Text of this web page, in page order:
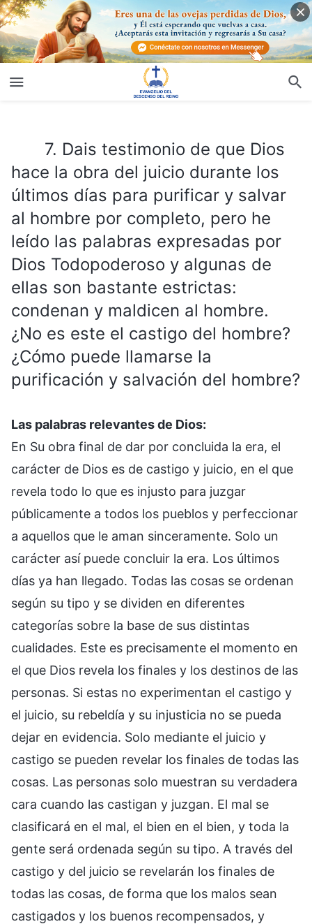
7. Dais testimonio de que Dios
hace la obra del juicio durante los
últimos días para purificar y salvar
al hombre por completo, pero he
leído las palabras expresadas por
Dios Todopoderoso y algunas de
ellas son bastante estrictas:
condenan y maldicen al hombre.
¿No es este el castigo del hombre?
¿Cómo puede llamarse la
purificación y salvación del hombre?
Las palabras relevantes de Dios:
En Su obra final de dar por concluida la era, el
carácter de Dios es de castigo y juicio, en el que
revela todo lo que es injusto para juzgar
públicamente a todos los pueblos y perfeccionar
a aquellos que le aman sinceramente. Solo un
carácter así puede concluir la era. Los últimos
días ya han llegado. Todas las cosas se ordenan
según su tipo y se dividen en diferentes
categorías sobre la base de sus distintas
cualidades. Este es precisamente el momento en
el que Dios revela los finales y los destinos de las
personas. Si estas no experimentan el castigo y
el juicio, su rebeldía y su injusticia no se pueda
dejar en evidencia. Solo mediante el juicio y
castigo se pueden revelar los finales de todas las
cosas. Las personas solo muestran su verdadera
cara cuando las castigan y juzgan. El mal se
clasificará en el mal, el bien en el bien, y toda la
gente será ordenada según su tipo. A través del
castigo y del juicio se revelarán los finales de
todas las cosas, de forma que los malos sean
castigados y los buenos recompensados, y